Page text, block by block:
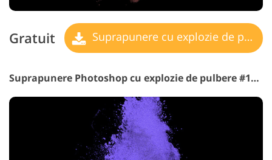
Gratuit Suprapunere cu explozie de pulbere
Suprapunere Photoshop cu explozie de pulbere #14 „Visele de zori”